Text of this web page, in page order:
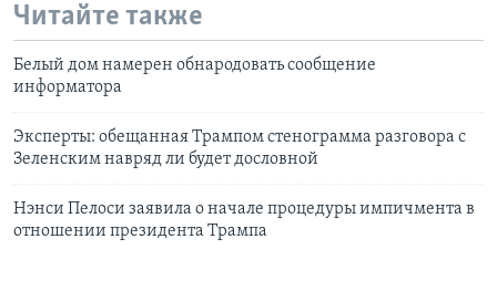
Читайте также
Белый дом намерен обнародовать сообщение
информатора
Эксперты: обещанная Трампом стенограмма разговора с
Зеленским навряд ли будет дословной
Нэнси Пелоси заявила о начале процедуры импичмента в
отношении президента Трампа